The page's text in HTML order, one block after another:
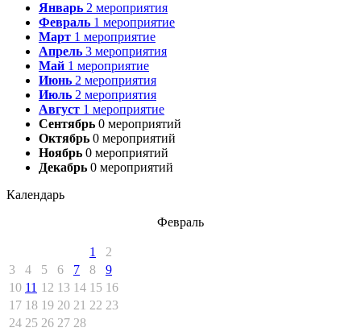
Январь 2 мероприятия
Февраль 1 мероприятие
Март 1 мероприятие
Апрель 3 мероприятия
Май 1 мероприятие
Июнь 2 мероприятия
Июль 2 мероприятия
Август 1 мероприятие
Сентябрь 0 мероприятий
Октябрь 0 мероприятий
Ноябрь 0 мероприятий
Декабрь 0 мероприятий
Календарь
Февраль
1
2
3
4 5 6 7 8
9
10 11 12 13 14 15 16
17 18 19 20 21 22 23
24 25 26 27 28